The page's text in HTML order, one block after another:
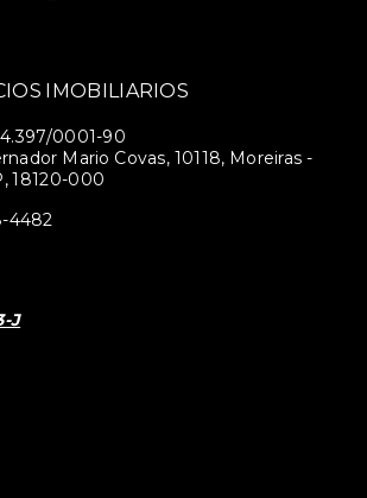
IMOBILIARIOS
0001-90
Mario Covas, 10118, Moreiras -
18120-000
4482
J